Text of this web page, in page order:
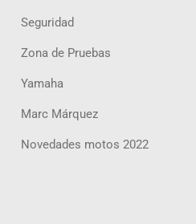
Seguridad
Zona de Pruebas
Yamaha
Marc Márquez
Novedades motos 2022